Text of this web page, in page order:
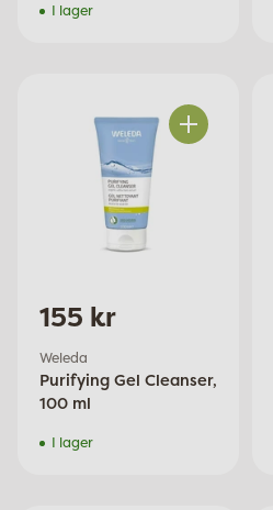
I lager
Antal
155 kr
Weleda
Purifying Gel Cleanser,
100 ml
I lager